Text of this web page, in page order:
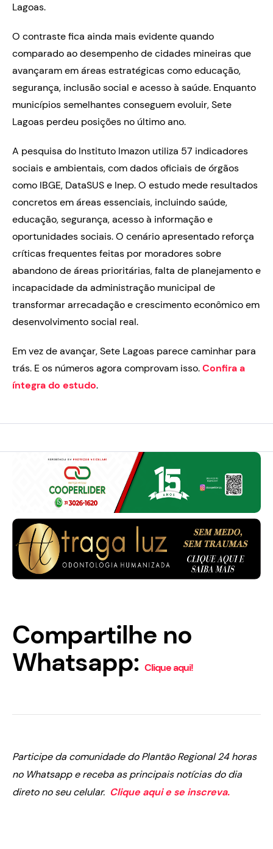
Lagoas.
O contraste fica ainda mais evidente quando
comparado ao desempenho de cidades mineiras que
avançaram em áreas estratégicas como educação,
segurança, inclusão social e acesso à saúde. Enquanto
municípios semelhantes conseguem evoluir, Sete
Lagoas perdeu posições no último ano.
A pesquisa do Instituto Imazon utiliza 57 indicadores
sociais e ambientais, com dados oficiais de órgãos
como IBGE, DataSUS e Inep. O estudo mede resultados
concretos em áreas essenciais, incluindo saúde,
educação, segurança, acesso à informação e
oportunidades sociais. O cenário apresentado reforça
críticas frequentes feitas por moradores sobre
abandono de áreas prioritárias, falta de planejamento e
incapacidade da administração municipal de
transformar arrecadação e crescimento econômico em
desenvolvimento social real.
Em vez de avançar, Sete Lagoas parece caminhar para
trás. E os números agora comprovam isso.Confira a
íntegra do estudo.
Compartilhe no
Whatsapp: Clique aqui!
Participe da comunidade do Plantão Regional 24 horas
no Whatsapp e receba as principais notícias do dia
direto no seu celular. Clique aqui e se inscreva.